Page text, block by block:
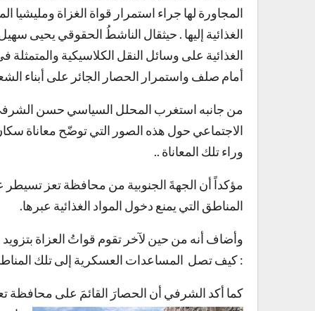
المجاورة لها جراء استمرار قواة الغزاة
الغذائية إليها . حيثقال الناشطُ الحقوقي يحيى
الغذائية على وسائل النقل الكلاسيكية
أمام صلف واستمرار الحصار الجائر على أبناء
من جانبه استغرب المحلل السياسي حسن
الاجتماعي حول هذه الصور التي توضّح معاناة
وراء تلك المعاناة ..
مؤكداً أن الجهةَ الجنوبية من محافظة تعز تسيطر
المناطق التي يمنع دخول المواد الغذائية عبرها.
وأضاف أنه من حين لآخر تقوم قواتُ العزاة
: كيف تصل المساعدات العسكرية إلى تلك
كما أكد الشرفي أن الحصارَ القائمَ على محافظة